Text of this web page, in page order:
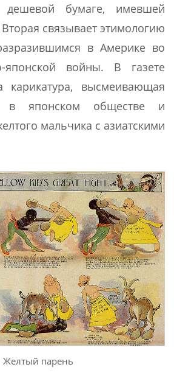
дешевой бумаге, имевшей
связывает этимологию
в Америке во
японской войны. В газете
высмеивающая
в японском обществе и
мальчика с азиатскими
Желтый парень